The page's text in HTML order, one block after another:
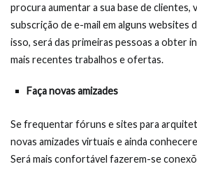
procura aumentar a sua base de clientes,
subscrição de e-mail em alguns websites
isso, será das primeiras pessoas a obter
mais recentes trabalhos e ofertas.
Faça novas amizades
Se frequentar fóruns e sites para
novas amizades virtuais e ainda
Será mais confortável fazerem-se